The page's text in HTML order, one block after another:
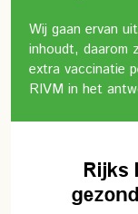
Wij gaan ervan
inhoudt, daarom
extra vaccinatie
RIVM in het